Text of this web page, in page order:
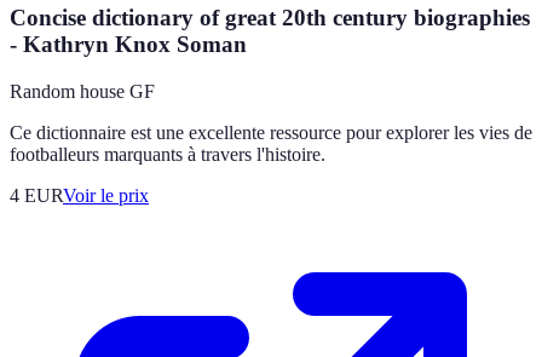
Concise dictionary of great 20th century biographies
- Kathryn Knox Soman
Random house GF
Ce dictionnaire est une excellente ressource pour explorer les vies de
footballeurs marquants à travers l'histoire.
4 EURVoir le prix